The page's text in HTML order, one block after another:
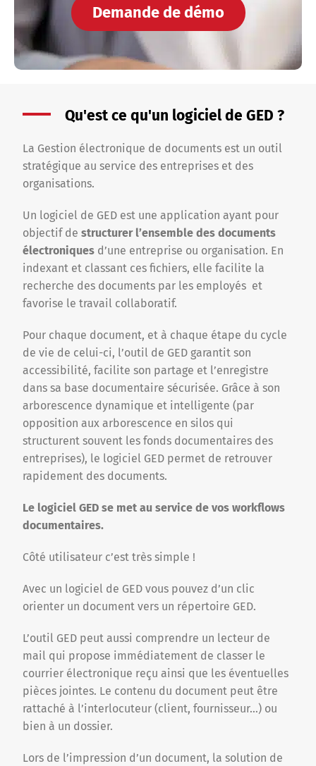
Demande de démo
Qu'est ce qu'un logiciel de GED ?
La Gestion électronique de documents est un outil
stratégique au service des entreprises et des
organisations.
Un logiciel de GED est une application ayant pour
objectif destructurer l’ensemble des documents
électroniques d’une entreprise ou organisation. En
indexant et classant ces fichiers, elle facilite la
recherche des documents par les employés et
favorise le travail collaboratif.
Pour chaque document, et à chaque étape du cycle
de vie de celui-ci, l’outil de GED garantit son
accessibilité, facilite son partage et l’enregistre
dans sa base documentaire sécurisée. Grâce à son
arborescence dynamique et intelligente (par
opposition aux arborescence en silos qui
structurent souvent les fonds documentaires des
entreprises), le logiciel GED permet de retrouver
rapidement des documents.
Le logiciel GED se met au service de vos workflows
documentaires.
Côté utilisateur c’est très simple !
Avec un logiciel de GED vous pouvez d’un clic
orienter un document vers un répertoire GED.
L’outil GED peut aussi comprendre un lecteur de
mail qui propose immédiatement de classer le
courrier électronique reçu ainsi que les éventuelles
pièces jointes. Le contenu du document peut être
rattaché à l’interlocuteur (client, fournisseur…) ou
bien à un dossier.
Lors de l’impression d’un document, la solution de